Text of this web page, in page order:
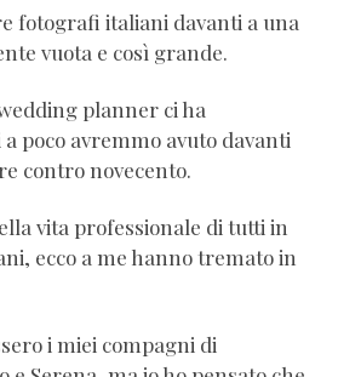
fotografi italiani davanti a una
vuota e così grande.
planner ci ha
poco avremmo avuto davanti
contro novecento.
vita professionale di tutti in
ecco a me hanno tremato in
i miei compagni di